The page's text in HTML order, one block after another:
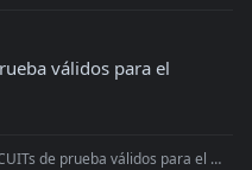
válidos para el
de prueba válidos para el WSCPE?